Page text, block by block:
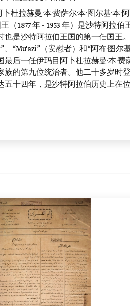
杜拉赫曼·本·费萨尔·本·图尔基·本·
王（1877 年 - 1953 年）是沙特阿拉伯
也是沙特阿拉伯王国的第一任国王
、“Mu'azi”（安慰者）和“阿布·图尔
后一任伊玛目阿卜杜拉赫曼·本·费
族的第九位统治者。他二十多岁时
五十四年，是沙特阿拉伯历史上在